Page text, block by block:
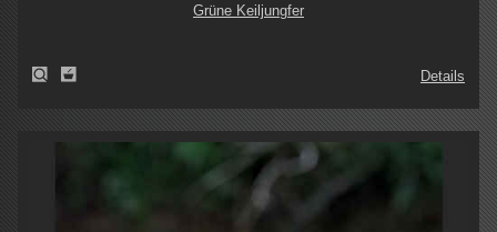
Grüne Keiljungfer
Details